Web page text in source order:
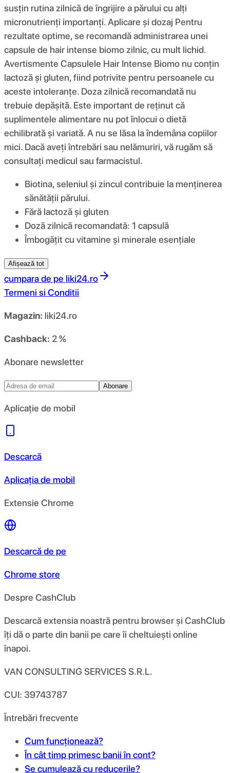
susțin rutina zilnică de îngrijire a părului cu alți
micronutrienți importanți. Aplicare și dozaj Pentru
rezultate optime, se recomandă administrarea unei
capsule de hair intense biomo zilnic, cu mult lichid.
Avertismente Capsulele Hair Intense Biomo nu conțin
lactoză și gluten, fiind potrivite pentru persoanele cu
aceste intoleranțe. Doza zilnică recomandată nu
trebuie depășită. Este important de reținut că
suplimentele alimentare nu pot înlocui o dietă
echilibrată și variată. A nu se lăsa la îndemâna copiilor
mici. Dacă aveți întrebări sau nelămuriri, vă rugăm să
consultați medicul sau farmacistul.
Biotina, seleniul și zincul contribuie la menținerea
sănătății părului.
Fără lactoză și gluten
Doză zilnică recomandată: 1 capsulă
Îmbogățit cu vitamine și minerale esențiale
Afișează tot
cumpara de pe liki24.ro
Termeni si Conditii
Magazin: liki24.ro
Cashback: 2 %
Abonare newsletter
Abonare
Aplicație de mobil
Descarcă
Aplicația de mobil
Extensie Chrome
Descarcă de pe
Chrome store
Despre CashClub
Descarcă extensia noastră pentru browser și CashClub
îți dă o parte din banii pe care îi cheltuiești online
înapoi.
VAN CONSULTING SERVICES S.R.L.
CUI: 39743787
Întrebări frecvente
Cum funcționează?
În cât timp primesc banii în cont?
Se cumulează cu reducerile?